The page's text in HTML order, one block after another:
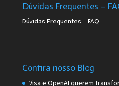
Dúvidas Frequentes –
Dúvidas Frequentes – FAQ
Confira nosso Blog
Visa e OpenAI querem